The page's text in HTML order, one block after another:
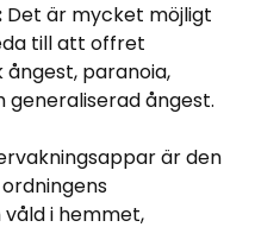
Det är mycket möjligt
till att offret
paranoia,
ångest.
är den
i hemmet,